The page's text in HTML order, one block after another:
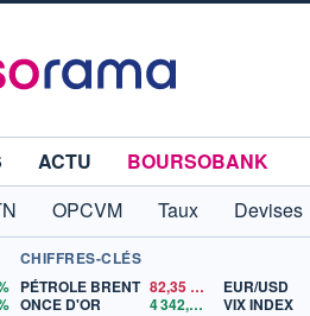
ACTU
BOURSOBANK
OPCVM Taux Devises
CHIFFRES-CLÉS
PÉTROLE BRENT 82,35
ONCE D'OR
4 342,26 $US
EUR/USD
VIX INDEX